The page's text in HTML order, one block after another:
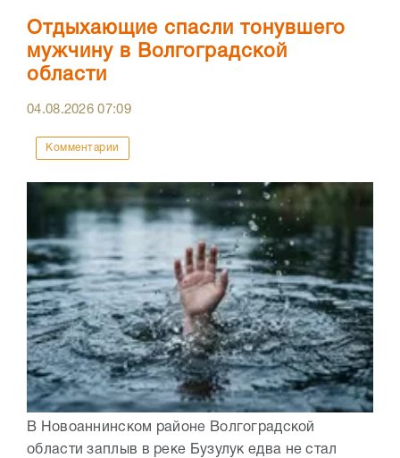
Отдыхающие спасли тонувшего
мужчину в Волгоградской
области
04.08.202607:09
Комментарии
В Новоаннинском районе Волгоградской
области заплыв в реке Бузулук едва не стал